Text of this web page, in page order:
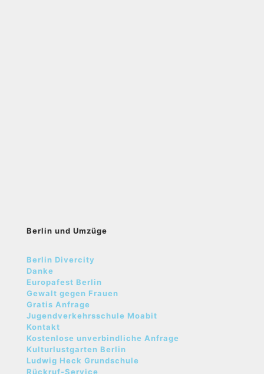
Berlin und Umzüge
Berlin Divercity
Danke
Europafest Berlin
Gewalt gegen Frauen
Gratis Anfrage
Jugendverkehrsschule Moabit
Kontakt
Kostenlose unverbindliche Anfrage
Kulturlustgarten Berlin
Ludwig Heck Grundschule
Rückruf-Service